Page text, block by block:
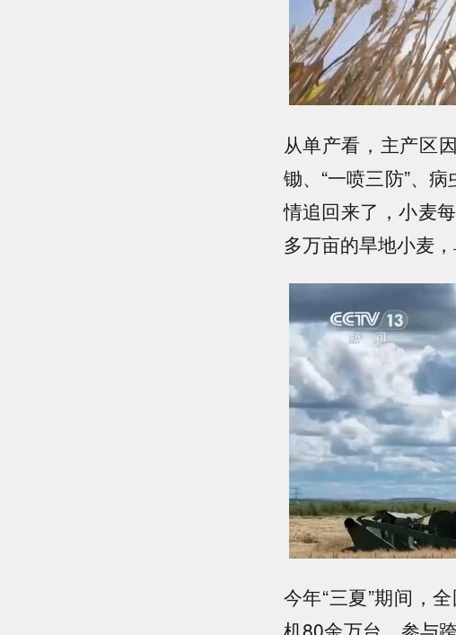
从单产看，主产区
锄、“一喷三防”、
情追回来了，小麦
多万亩的旱地小麦
今年“三夏”期间，